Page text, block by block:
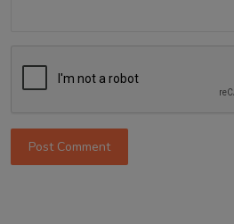
Post Comment